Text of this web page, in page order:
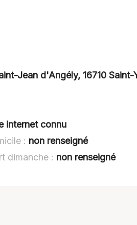
Jean d'Angély, 16710
internet connu
: non renseigné
dimanche : non renseigné